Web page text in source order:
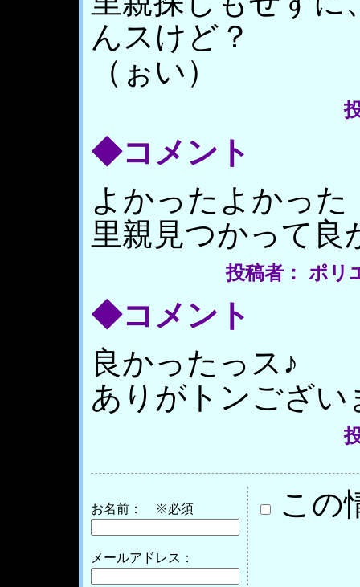
んスけど？
（ぉい）
◆コメント
よかったよかった
里親見つかって
投稿者： ポリ
◆コメント
良かったっス♪
ありがトンござ
お名前： ※必須
メールアドレス：
この